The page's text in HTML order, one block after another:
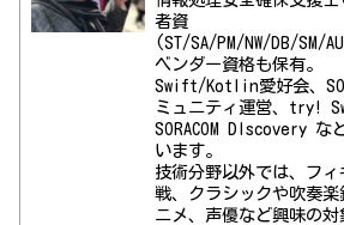
者資
(ST/SA/PM/NW/DB/SM/
ベンダー資格も保有。
Swift/Kotlin愛好会、
ミュニティ運営、try!
SORACOM DIscovery な
います。
技術分野以外では、フ
戦、クラシックや吹奏
ニメ、声優など興味の対